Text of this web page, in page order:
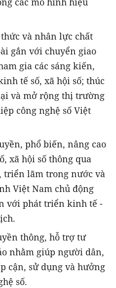
và nhân lực chất
gắn với chuyển giao
gia các sáng kiến,
tế số, xã hội số; thúc
và mở rộng thị trường
công nghệ số Việt
phổ biến, nâng cao
xã hội số thông qua
triển lãm trong nước và
Việt Nam chủ động
với phát triển kinh tế -
thông, hỗ trợ tư
nhằm giúp người dân,
cận, sử dụng và hưởng
số.